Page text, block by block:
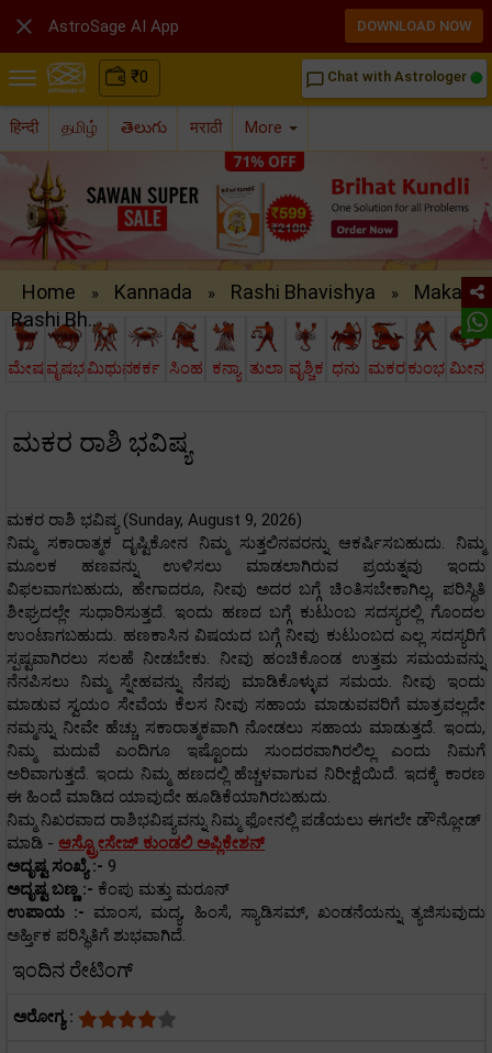
₹0 chat_bubble_outline Chat with Astrologer
हिन्दी தமிழ் తెలుగు मराठी More
Home » Kannada » Rashi Bhavishya »
Makara
Rashi Bh..
ಮೇಷ ವೃಷಭಮಿಥುನಕರ್ಕ ಸಿಂಹ ಕನ್ಯಾ ತುಲಾ ವೃಶ್ಚಿಕ ಧನು ಮಕರಕುಂಭ ಮೀನ
ಮಕರ ರಾಶಿ ಭವಿಷ್ಯ
ಮಕರ ರಾಶಿ ಭವಿಷ್ಯ (Sunday, August 9, 2026)
ನಿಮ್ಮ ಸಕಾರಾತ್ಮಕ ದೃಷ್ಟಿಕೋನ ನಿಮ್ಮ ಸುತ್ತಲಿನವರನ್ನು ಆಕರ್ಷಿಸಬಹುದು. ನಿಮ್ಮ
ಮೂಲಕ ಹಣವನ್ನು ಉಳಿಸಲು ಮಾಡಲಾಗಿರುವ ಪ್ರಯತ್ನವು ಇಂದು
ವಿಫಲವಾಗಬಹುದು, ಹೇಗಾದರೂ, ನೀವು ಅದರ ಬಗ್ಗೆ ಚಿಂತಿಸಬೇಕಾಗಿಲ್ಲ, ಪರಿಸ್ಥಿತಿ
ಶೀಘ್ರದಲ್ಲೇ ಸುಧಾರಿಸುತ್ತದೆ. ಇಂದು ಹಣದ ಬಗ್ಗೆ ಕುಟುಂಬ ಸದಸ್ಯರಲ್ಲಿ ಗೊಂದಲ
ಉಂಟಾಗಬಹುದು. ಹಣಕಾಸಿನ ವಿಷಯದ ಬಗ್ಗೆ ನೀವು ಕುಟುಂಬದ ಎಲ್ಲ ಸದಸ್ಯರಿಗೆ
ಸ್ಪಷ್ಟವಾಗಿರಲು ಸಲಹೆ ನೀಡಬೇಕು. ನೀವು ಹಂಚಿಕೊಂಡ ಉತ್ತಮ ಸಮಯವನ್ನು
ನೆನಪಿಸಲು ನಿಮ್ಮ ಸ್ನೇಹವನ್ನು ನೆನಪು ಮಾಡಿಕೊಳ್ಳುವ ಸಮಯ. ನೀವು ಇಂದು
ಮಾಡುವ ಸ್ವಯಂ ಸೇವೆಯ ಕೆಲಸ ನೀವು ಸಹಾಯ ಮಾಡುವವರಿಗೆ ಮಾತ್ರವಲ್ಲದೇ
ನಮ್ಮನ್ನು ನೀವೇ ಹೆಚ್ಚು ಸಕಾರಾತ್ಮಕವಾಗಿ ನೋಡಲು ಸಹಾಯ ಮಾಡುತ್ತದೆ. ಇಂದು,
ನಿಮ್ಮ ಮದುವೆ ಎಂದಿಗೂ ಇಷ್ಟೊಂದು ಸುಂದರವಾಗಿರಲಿಲ್ಲ ಎಂದು ನಿಮಗೆ
ಅರಿವಾಗುತ್ತದೆ. ಇಂದು ನಿಮ್ಮ ಹಣದಲ್ಲಿ ಹೆಚ್ಚಳವಾಗುವ ನಿರೀಕ್ಷೆಯಿದೆ. ಇದಕ್ಕೆ ಕಾರಣ
ಈ ಹಿಂದೆ ಮಾಡಿದ ಯಾವುದೇ ಹೂಡಿಕೆಯಾಗಿರಬಹುದು.
ನಿಮ್ಮ ನಿಖರವಾದ ರಾಶಿಭವಿಷ್ಯವನ್ನು ನಿಮ್ಮ ಫೋನಲ್ಲಿ ಪಡೆಯಲು ಈಗಲೇ ಡೌನ್ಲೋಡ್
ಮಾಡಿ - ಆಸ್ಟ್ರೋಸೇಜ್ ಕುಂಡಲಿ ಅಪ್ಲಿಕೇಶನ್
ಅದೃಷ್ಟ ಸಂಖ್ಯೆ :- 9
ಅದೃಷ್ಟ ಬಣ್ಣ :- ಕೆಂಪು ಮತ್ತು ಮರೂನ್
ಉಪಾಯ :- ಮಾಂಸ, ಮದ್ಯ, ಹಿಂಸೆ, ಸ್ಯಾಡಿಸಮ್, ಖಂಡನೆಯನ್ನು ತ್ಯಜಿಸುವುದು
ಅರ್ಹ್ತಿಕ ಪರಿಸ್ಥಿತಿಗೆ ಶುಭವಾಗಿದೆ.
ಇಂದಿನ ರೇಟಿಂಗ್
ಅರೋಗ್ಯ :
 AstroSage AI App DOWNLOAD NOW